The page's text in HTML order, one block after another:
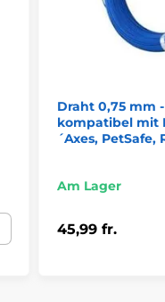
Draht 0,75 mm
kompatibel mit
´Axes, PetSafe,
Am Lager
45,99 fr.